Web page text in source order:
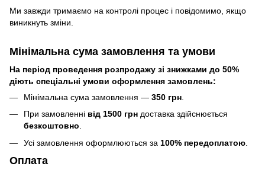
Ми завжди тримаємо на контролі процес і повідомимо, якщо
виникнуть зміни.
Мінімальна сума замовлення та умови
На період проведення розпродажу зі знижками до 50%
діють спеціальні умови оформлення замовлень:
Мінімальна сума замовлення — 350 грн
При замовленні від 1500 грн доставка здійснюється
безкоштовно.
Усі замовлення оформлюються за 100% передоплатою
Оплата